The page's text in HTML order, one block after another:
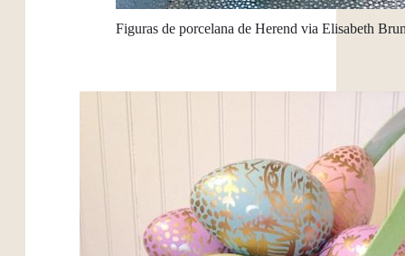
Figuras de porcelana de Herend via Elisabeth